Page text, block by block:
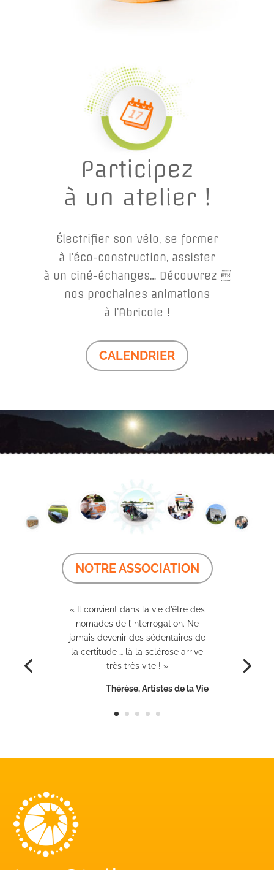
Participez
à un atelier !
Électrifier son vélo, se former
à l’éco-construction, assister
à un ciné-échanges… Découvrez 
nos prochaines animations
à l’Abricole !
CALENDRIER
NOTRE ASSOCIATION
« Il convient dans la vie d’être des
nomades de l’interrogation. Ne
jamais devenir des sédentaires de
la certitude … là la sclérose arrive
très très vite ! »
Thérèse, Artistes de la Vie